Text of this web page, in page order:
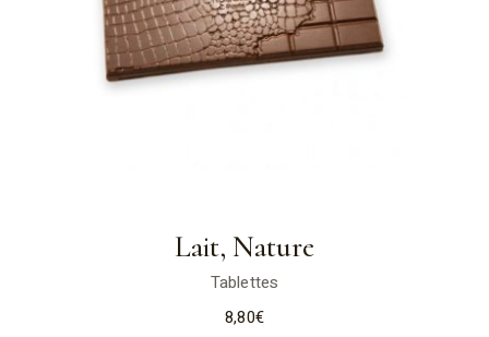
Lait, Nature
Tablettes
8,80€